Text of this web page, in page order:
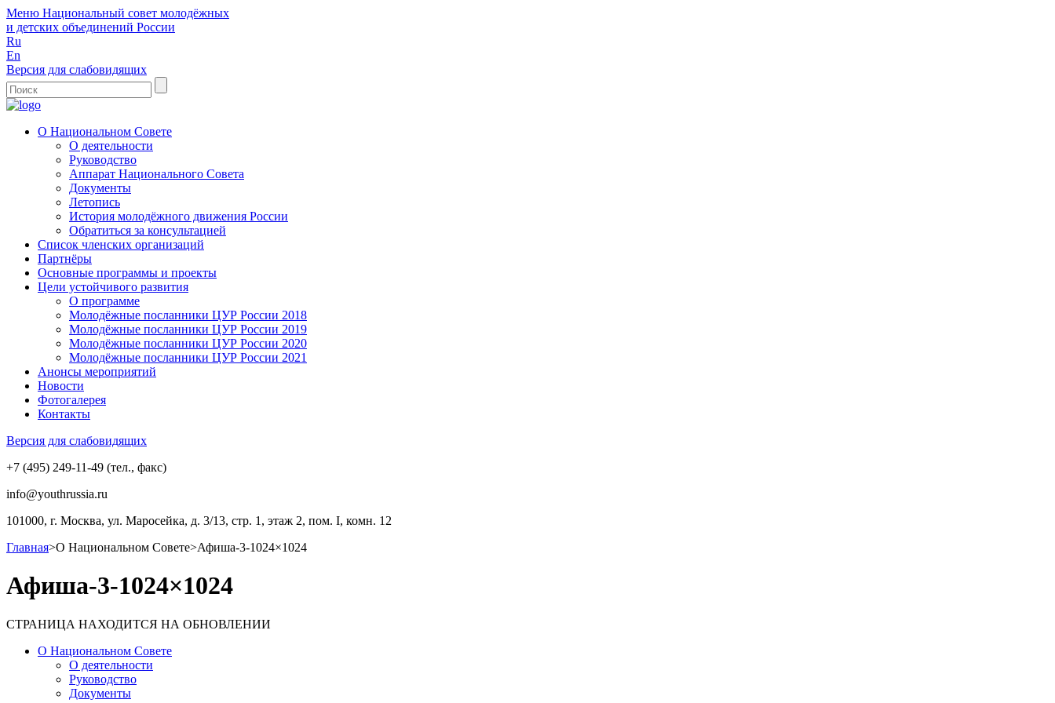
Меню Национальный совет молодёжных
и детских объединений России
Ru
En
Версия для слабовидящих
О Национальном Совете
О деятельности
Руководство
Аппарат Национального Совета
Документы
Летопись
История молодёжного движения России
Обратиться за консультацией
Список членских организаций
Партнёры
Основные программы и проекты
Цели устойчивого развития
О программе
Молодёжные посланники ЦУР России 2018
Молодёжные посланники ЦУР России 2019
Молодёжные посланники ЦУР России 2020
Молодёжные посланники ЦУР России 2021
Анонсы мероприятий
Новости
Фотогалерея
Контакты
Версия для слабовидящих
+7 (495) 249-11-49 (тел., факс)
info@youthrussia.ru
101000, г. Москва, ул. Маросейка, д. 3/13, стр. 1, этаж 2, пом. I, комн. 12
Главная>О Национальном Совете>Афиша-3-1024×1024
Афиша-3-1024×1024
СТРАНИЦА НАХОДИТСЯ НА ОБНОВЛЕНИИ
О Национальном Совете
О деятельности
Руководство
Документы